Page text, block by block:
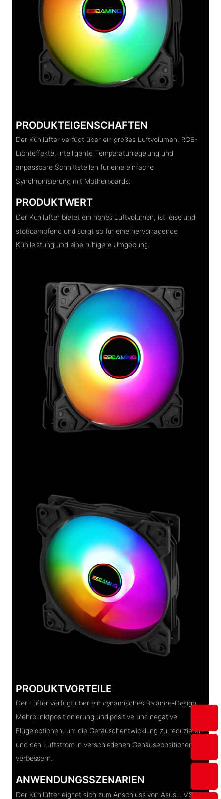
PRODUKTEIGENSCHAFTEN
Der Kühllüfter verfügt über ein großes Luftvolumen, RGB-
Lichteffekte, intelligente Temperaturregelung und
anpassbare Schnittstellen für eine einfache
Synchronisierung mit Motherboards.
PRODUKTWERT
Der Kühllüfter bietet ein hohes Luftvolumen, ist leise und
stoßdämpfend und sorgt so für eine hervorragende
Kühlleistung und eine ruhigere Umgebung.
PRODUKTVORTEILE
Der Lüfter verfügt über ein dynamisches Balance-Design,
Mehrpunktpositionierung und positive und negative
Flügeloptionen, um die Geräuschentwicklung zu reduzieren
und den Luftstrom in verschiedenen Gehäusepositionen zu
verbessern.
ANWENDUNGSSZENARIEN
Der Kühllüfter eignet sich zum Anschluss von Asus-, MSI-,